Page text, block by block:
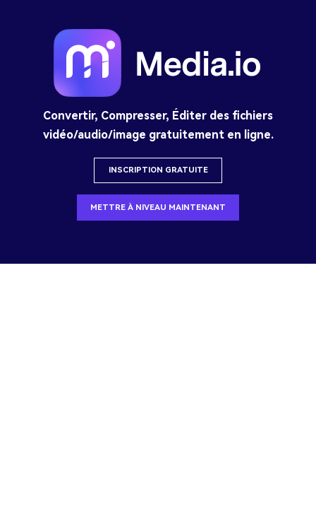
Convertir, Compresser, Éditer des fichiers
vidéo/audio/image gratuitement en ligne.
INSCRIPTION GRATUITE
METTRE À NIVEAU MAINTENANT